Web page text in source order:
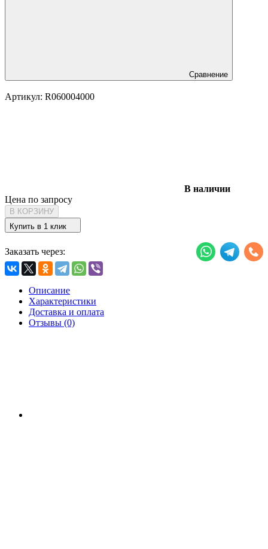
Сравнение
Артикул: R060004000
В наличии
Цена по запросу
В КОРЗИНУ
Купить в 1 клик
Заказать через:
Описание
Характеристики
Доставка и оплата
Отзывы (0)